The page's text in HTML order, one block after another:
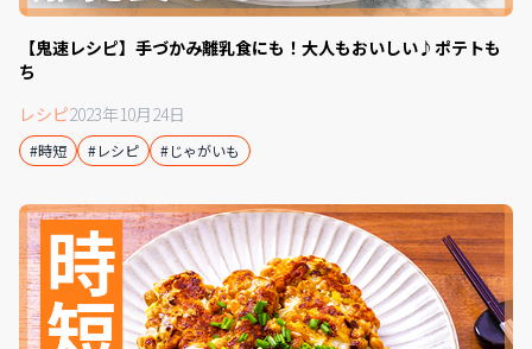
【鬼速レシピ】手づかみ離乳食にも！大人もおいしい♪ポテトも
ち
レシピ2023年10月24日
#時短 #レシピ #じゃがいも